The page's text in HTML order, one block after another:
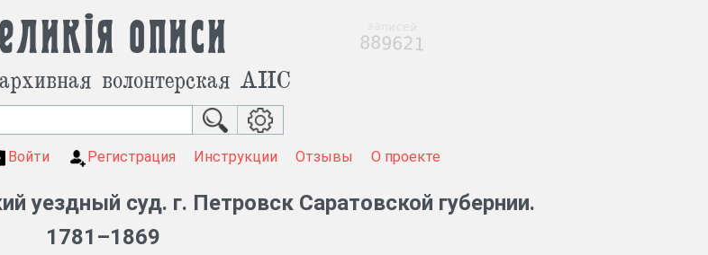
описи
волонтерская АИС
Войти Регистрация Инструкции Отзывы О проекте
уездный суд. г. Петровск Саратовской губернии.
1781–1869
889621